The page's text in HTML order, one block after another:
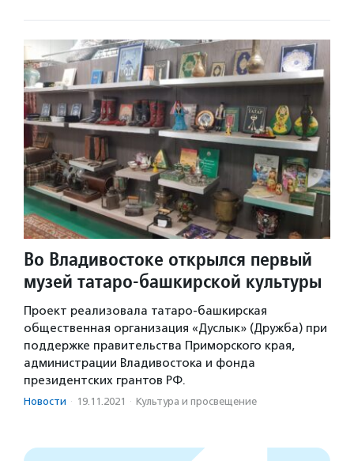
Во Владивостоке открылся первый
музей татаро-башкирской культуры
Проект реализовала татаро-башкирская
общественная организация «Дуслык» (Дружба) при
поддержке правительства Приморского края,
администрации Владивостока и фонда
президентских грантов РФ.
Новости · 19.11.2021 · Культура и просвещение